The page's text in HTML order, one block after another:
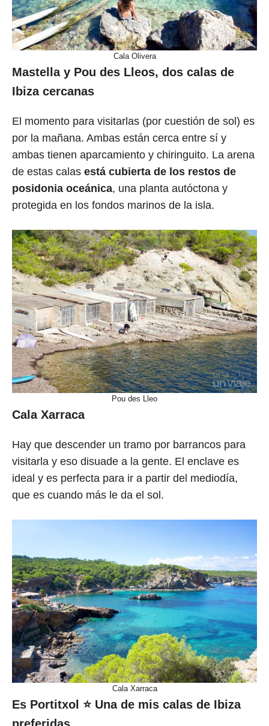
Cala Olivera
Mastella y Pou des Lleos, dos calas de
Ibiza cercanas
El momento para visitarlas (por cuestión de sol) es
por la mañana. Ambas están cerca entre sí y
ambas tienen aparcamiento y chiringuito. La arena
de estas calas está cubierta de los restos de
posidonia oceánica, una planta autóctona y
protegida en los fondos marinos de la isla.
Pou des Lleo
Cala Xarraca
Hay que descender un tramo por barrancos para
visitarla y eso disuade a la gente. El enclave es
ideal y es perfecta para ir a partir del mediodía,
que es cuando más le da el sol.
Cala Xarraca
Es Portitxol ⭐ Una de mis calas de Ibiza